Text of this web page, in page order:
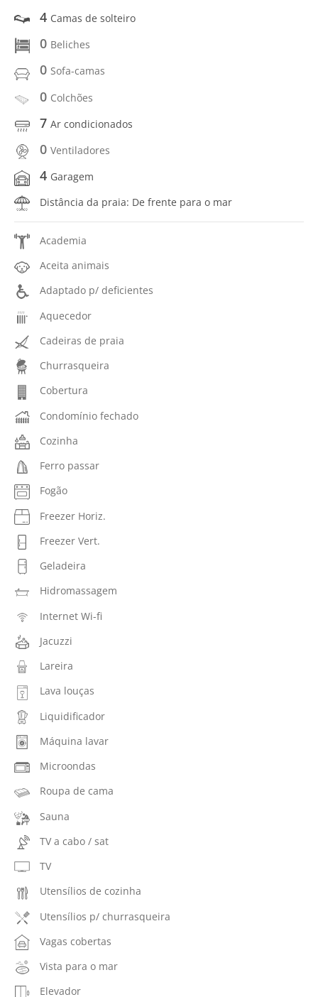
4 Camas de solteiro
0 Beliches
0 Sofa-camas
0 Colchões
7 Ar condicionados
0 Ventiladores
4 Garagem
Distância da praia: De frente para o mar
Academia
Aceita animais
Adaptado p/ deficientes
Aquecedor
Cadeiras de praia
Churrasqueira
Cobertura
Condomínio fechado
Cozinha
Ferro passar
Fogão
Freezer Horiz.
Freezer Vert.
Geladeira
Hidromassagem
Internet Wi-fi
Jacuzzi
Lareira
Lava louças
Liquidificador
Máquina lavar
Microondas
Roupa de cama
Sauna
TV a cabo / sat
TV
Utensílios de cozinha
Utensílios p/ churrasqueira
Vagas cobertas
Vista para o mar
Elevador